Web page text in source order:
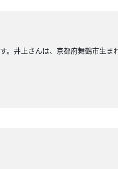
井上さんは、京都府舞鶴市生ま